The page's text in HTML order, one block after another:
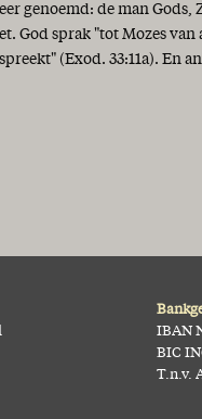
genoemd: de man Gods,
God sprak "tot Mozes van
(Exod. 33:11a). En
IBAN
BIC
T.n.v.